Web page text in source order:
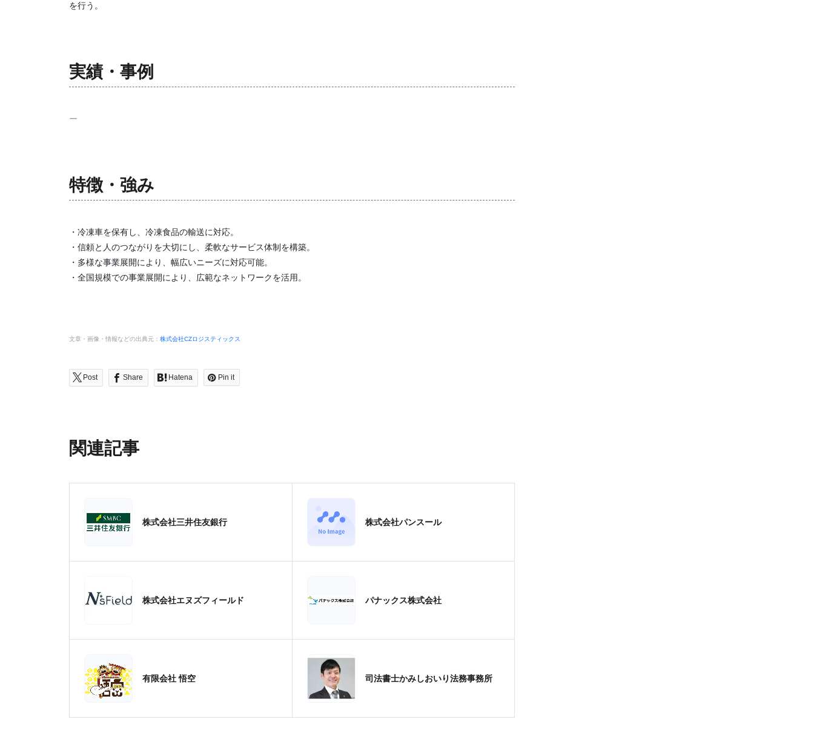
を行う。
実績・事例
ー
特徴・強み
・冷凍車を保有し、冷凍食品の輸送に対応。
・信頼と人のつながりを大切にし、柔軟なサービス体制を構築。
・多様な事業展開により、幅広いニーズに対応可能。
・全国規模での事業展開により、広範なネットワークを活用。
文章・画像・情報などの出典元： 株式会社CZロジスティックス
Post Share Hatena Pin it
関連記事
株式会社三井住友銀行 株式会社パンスール
株式会社エヌズフィールド パナックス株式会社
有限会社 悟空 司法書士かみしおいり法務事務所